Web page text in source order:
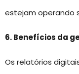
estejam operando
6. Benefícios da
Os relatórios